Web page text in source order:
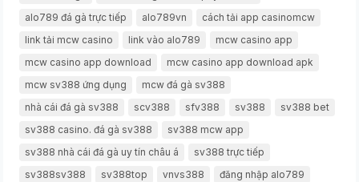
alo789 đá gà trực tiếp
alo789vn
cách tải app casinomcw
link tải mcw casino
link vào alo789
mcw casino app
mcw casino app download
mcw casino app download apk
mcw sv388 ứng dụng
mcw đá gà sv388
nhà cái đá gà sv388
scv388 sfv388 sv388
sv388 bet
sv388 casino. đá gà sv388
sv388 mcw app
sv388 nhà cái đá gà uy tín châu á
sv388 trực tiếp
sv388sv388
sv388top vnvs388 đăng nhập alo789